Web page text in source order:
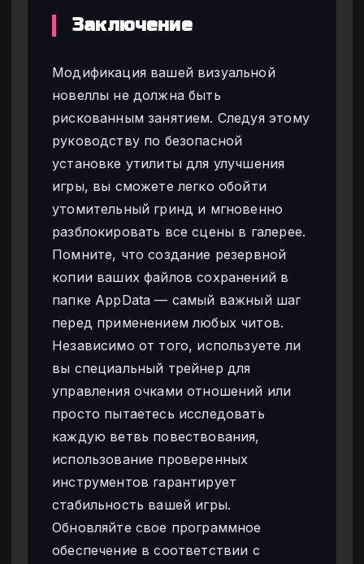
Заключение
Модификация вашей визуальной
новеллы не должна быть
рискованным занятием. Следуя этому
руководству по безопасной
установке утилиты для улучшения
игры, вы сможете легко обойти
утомительный гринд и мгновенно
разблокировать все сцены в галерее.
Помните, что создание резервной
копии ваших файлов сохранений в
папке AppData — самый важный шаг
перед применением любых читов.
Независимо от того, используете ли
вы специальный трейнер для
управления очками отношений или
просто пытаетесь исследовать
каждую ветвь повествования,
использование проверенных
инструментов гарантирует
стабильность вашей игры.
Обновляйте свое программное
обеспечение в соответствии с